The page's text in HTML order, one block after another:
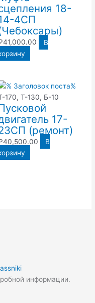
18-
4СП
41,000.00
В
170, Т-130, Б-10
17-
(ремонт)
40,500.00
В
информации.